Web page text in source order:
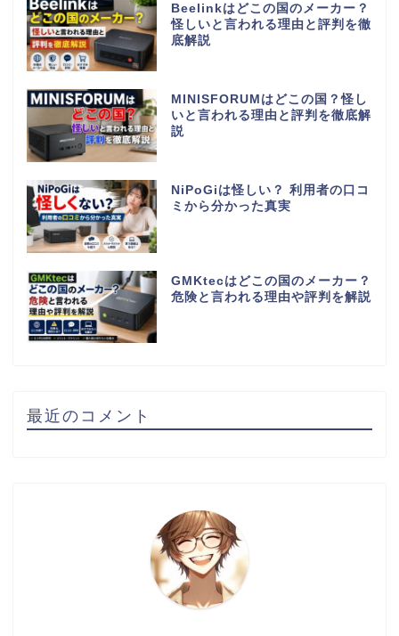
Beelinkはどこの国のメーカー？
怪しいと言われる理由と評判を徹
底解説
MINISFORUMはどこの国？怪し
いと言われる理由と評判を徹底解
説
NiPoGiは怪しい？ 利用者の口コ
ミから分かった真実
GMKtecはどこの国のメーカー？
危険と言われる理由や評判を解説
最近のコメント